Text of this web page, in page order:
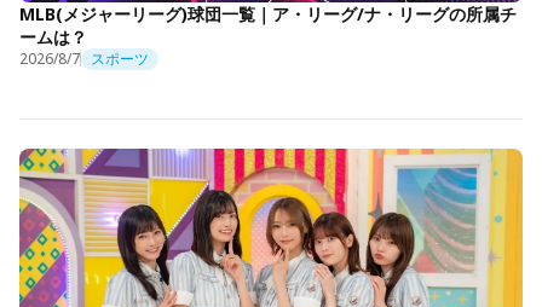
MLB(メジャーリーグ)球団一覧｜ア・リーグ/ナ・リーグの所属チ
ームは？
2026/8/7 スポーツ